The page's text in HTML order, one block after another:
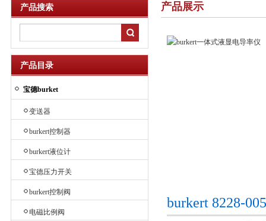
产品搜索
产品目录
宝德burket
变送器
burkert控制器
burkert液位计
宝德压力开关
burkert控制阀
电磁比例阀
产品展示
burkert 8228-